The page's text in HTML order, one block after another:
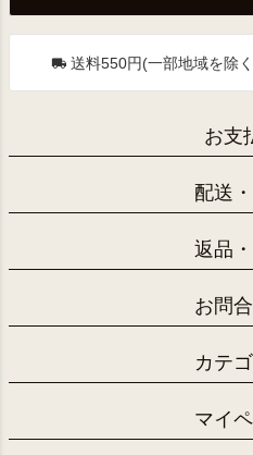
送料550円(一部地域を除
お支
配送
返品
お問
カテ
マイ